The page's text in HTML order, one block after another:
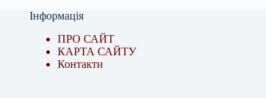
Інформація
ПРО САЙТ
КАРТА САЙТУ
Контакти